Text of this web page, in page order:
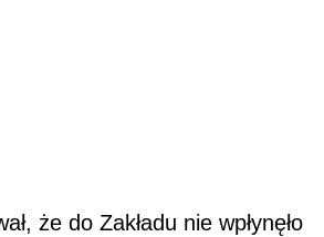
że do Zakładu nie wpłynęło